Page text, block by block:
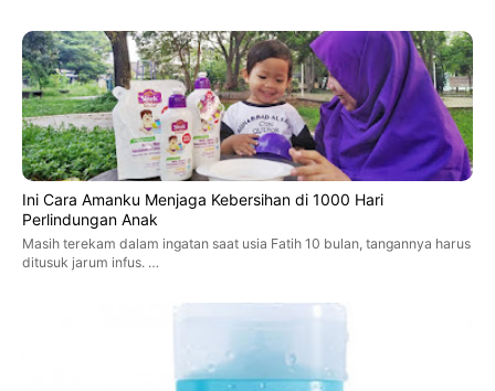
Ini Cara Amanku Menjaga Kebersihan di 1000 Hari
Perlindungan Anak
Masih terekam dalam ingatan saat usia Fatih 10 bulan, tangannya harus
ditusuk jarum infus. …